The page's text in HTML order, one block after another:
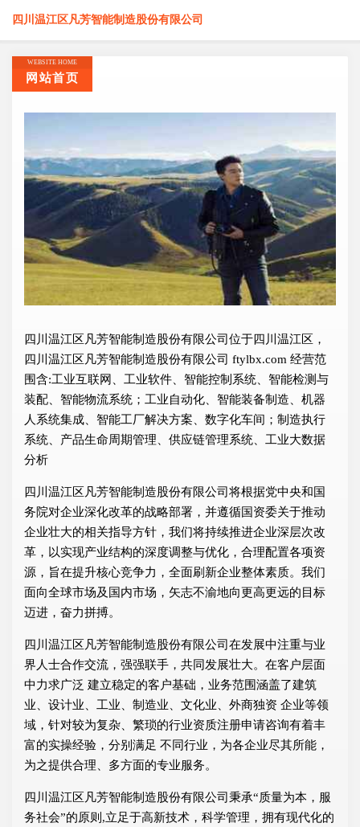
四川温江区凡芳智能制造股份有限公司
WEBSITE HOME
网站首页
四川温江区凡芳智能制造股份有限公司位于四川温江区，
四川温江区凡芳智能制造股份有限公司 ftylbx.com 经营范
围含:工业互联网、工业软件、智能控制系统、智能检测与
装配、智能物流系统；工业自动化、智能装备制造、机器
人系统集成、智能工厂解决方案、数字化车间；制造执行
系统、产品生命周期管理、供应链管理系统、工业大数据
分析
四川温江区凡芳智能制造股份有限公司将根据党中央和国
务院对企业深化改革的战略部署，并遵循国资委关于推动
企业壮大的相关指导方针，我们将持续推进企业深层次改
革，以实现产业结构的深度调整与优化，合理配置各项资
源，旨在提升核心竞争力，全面刷新企业整体素质。我们
面向全球市场及国内市场，矢志不渝地向更高更远的目标
迈进，奋力拼搏。
四川温江区凡芳智能制造股份有限公司在发展中注重与业
界人士合作交流，强强联手，共同发展壮大。在客户层面
中力求广泛 建立稳定的客户基础，业务范围涵盖了建筑
业、设计业、工业、制造业、文化业、外商独资 企业等领
域，针对较为复杂、繁琐的行业资质注册申请咨询有着丰
富的实操经验，分别满足 不同行业，为各企业尽其所能，
为之提供合理、多方面的专业服务。
四川温江区凡芳智能制造股份有限公司秉承“质量为本，服
务社会”的原则,立足于高新技术，科学管理，拥有现代化的